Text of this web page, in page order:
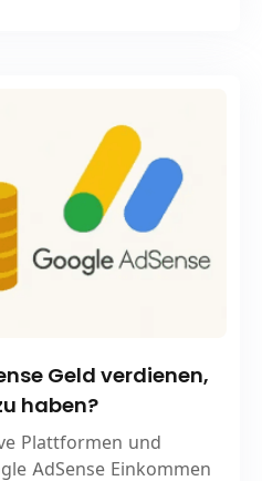
Geld verdienen,
haben?
Plattformen und
AdSense Einkommen